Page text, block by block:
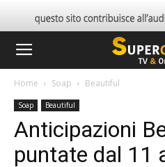
Home Soap Beautiful
Soap Beautiful
Anticipazioni
puntate dal 11